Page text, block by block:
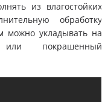
из влагостойких
обработку
можно укладывать на
покрашенный